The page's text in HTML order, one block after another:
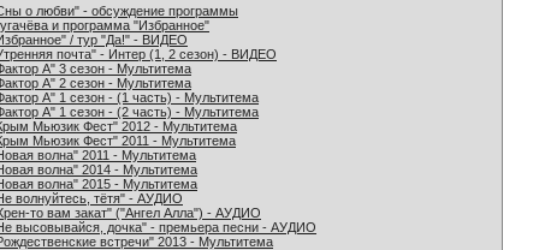
о любви" - обсуждение программы
и программа "Избранное"
/ тур "Да!" - ВИДЕО
почта" - Интер (1, 2 сезон) - ВИДЕО
А" 3 сезон - Мультитема
А" 2 сезон - Мультитема
А" 1 сезон - (1 часть) - Мультитема
А" 1 сезон - (2 часть) - Мультитема
Мьюзик Фест" 2012 - Мультитема
Мьюзик Фест" 2011 - Мультитема
волна" 2011 - Мультитема
волна" 2014 - Мультитема
волна" 2015 - Мультитема
волнуйтесь, тётя" - АУДИО
то вам закат" ("Ангел Алла") - АУДИО
высовывайся, дочка" - премьера песни - АУДИО
встречи" 2013 - Мультитема